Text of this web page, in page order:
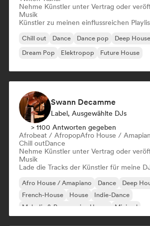
Nehme Künstler unter Vertrag oder
Musik
Künstler zu meinen einflussreichen
Chill out Dance Dance pop Deep House
Dream Pop
Elektropop Future House
Swann Decamme
Label, Ausgewählte DJs
> 1100 Antworten gegeben
Afrobeat / AfropopAfro House /
Chill outDance
Nehme Künstler unter Vertrag oder
Musik
Lade die Tracks der Künstler für meine
Afro House / Amapiano Dance
Deep
French-House
House
Indie-Dance
Melodic & Progressive House
Minimal